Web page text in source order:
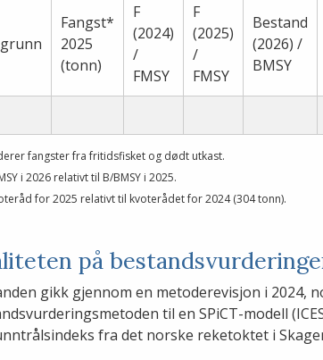
Fangst*
2025
(tonn)
F
(2024)
/
FMSY
F
(2025)
/
FMSY
Bestand
(2026) /
BMSY
fangster fra fritidsfisket og dødt utkast.
i 2026 relativt til B/BMSY i 2025.
for 2025 relativt til kvoterådet for 2024 (304 tonn).
på
gikk gjennom en metoderevisjon i 2024,
til en SPiCT-modell
fra det norske reketoktet i